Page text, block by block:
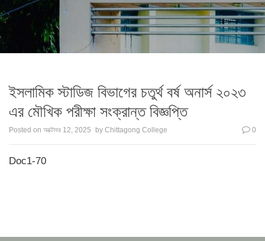
ইসলামিক স্টাডিজ বিভাগের চতুর্থ বর্ষ অনার্স ২০২৩
এর মৌখিক পরীক্ষা সংক্রান্ত বিজ্ঞপ্তি
Posted on অক্টোবর 12, 2025 by Chittagong College 0
Doc1-70